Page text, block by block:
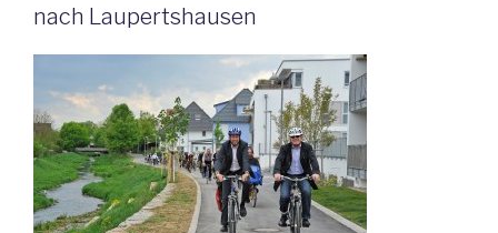
nach Laupertshausen